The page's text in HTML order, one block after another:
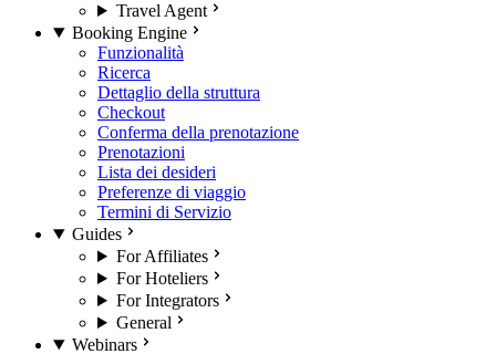
Travel Agent
Booking Engine
Funzionalità
Ricerca
Dettaglio della struttura
Checkout
Conferma della prenotazione
Prenotazioni
Lista dei desideri
Preferenze di viaggio
Termini di Servizio
Guides
For Affiliates
For Hoteliers
For Integrators
General
Webinars